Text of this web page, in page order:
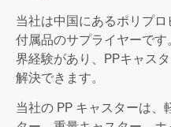
当社は中国にあるポリプ
付属品のサプライヤーで
界経験があり、PPキャス
解決できます。
当社の PP キャスターは、